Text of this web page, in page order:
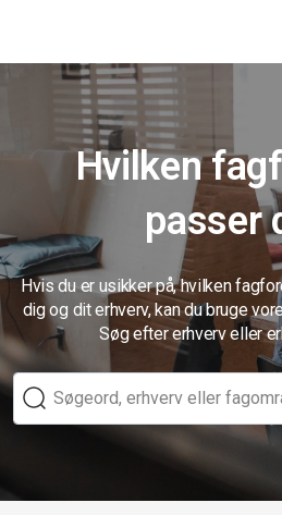
Hvilken
passer
Hvis du er usikker på, hvilken
dig og dit erhverv, kan du bruge
Søg efter erhverv eller